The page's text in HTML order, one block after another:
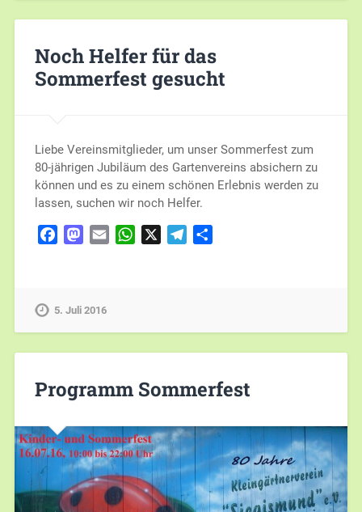
Noch Helfer für das
Sommerfest gesucht
Liebe Vereinsmitglieder, um unser Sommerfest zum
80-jährigen Jubiläum des Gartenvereins absichern zu
können und es zu einem schönen Erlebnis werden zu
lassen, suchen wir noch Helfer.
FacebookMastodon
Email WhatsApp Telegram
5. Juli 2016
Programm Sommerfest